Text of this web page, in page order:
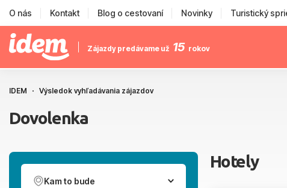
O nás Kontakt Blog o cestovaní Novinky Turistický
Zájazdy predávame už 15 rokov
IDEM Výsledok vyhľadávania zájazdov
Dovolenka
Kam to bude
Hotely